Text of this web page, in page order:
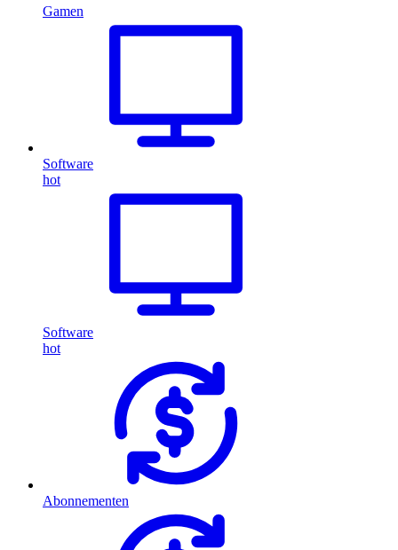
Gamen
Software
hot
Software
hot
Abonnementen